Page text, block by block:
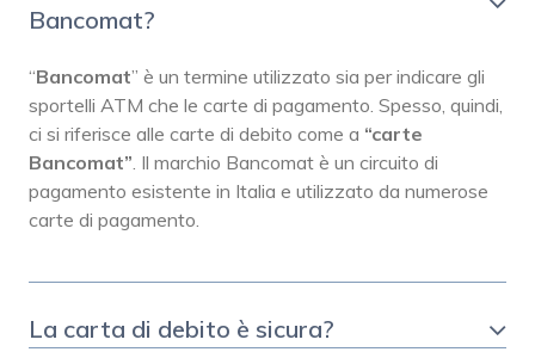
Bancomat?
“Bancomat” è un termine utilizzato sia per indicare gli
sportelli ATM che le carte di pagamento. Spesso, quindi,
ci si riferisce alle carte di debito come a “carte
Bancomat” . Il marchio Bancomat è un circuito di
pagamento esistente in Italia e utilizzato da numerose
carte di pagamento.
La carta di debito è sicura?